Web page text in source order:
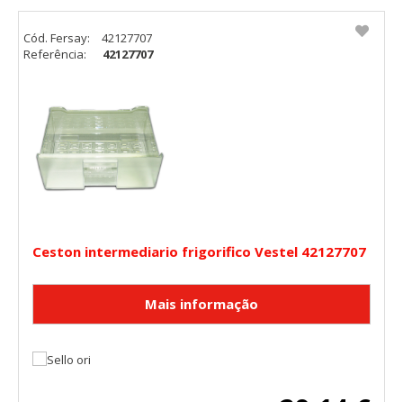
Ceston intermediario frigorifico Vestel 42127707
Cód. Fersay:
42127707
Referência:
42127707
Estas cookies son necesarias para que el sitio web
funcione y no se pueden desactivar en nuestros sistemas.
Puede configurar su navegador para bloquear o alertar
sobre estas cookies, pero alguna áreas del sitio no
funcionarán. Estas cookies no almacenan ninguna
información de identificación personal.
wp-settings-time-1, _evCo, _evCoLT
Cookies de rendimiento
Estas cookies nos permiten contar las visitas y fuentes de
menos visitadas, y cómo los visitantes navegan por el sitio.